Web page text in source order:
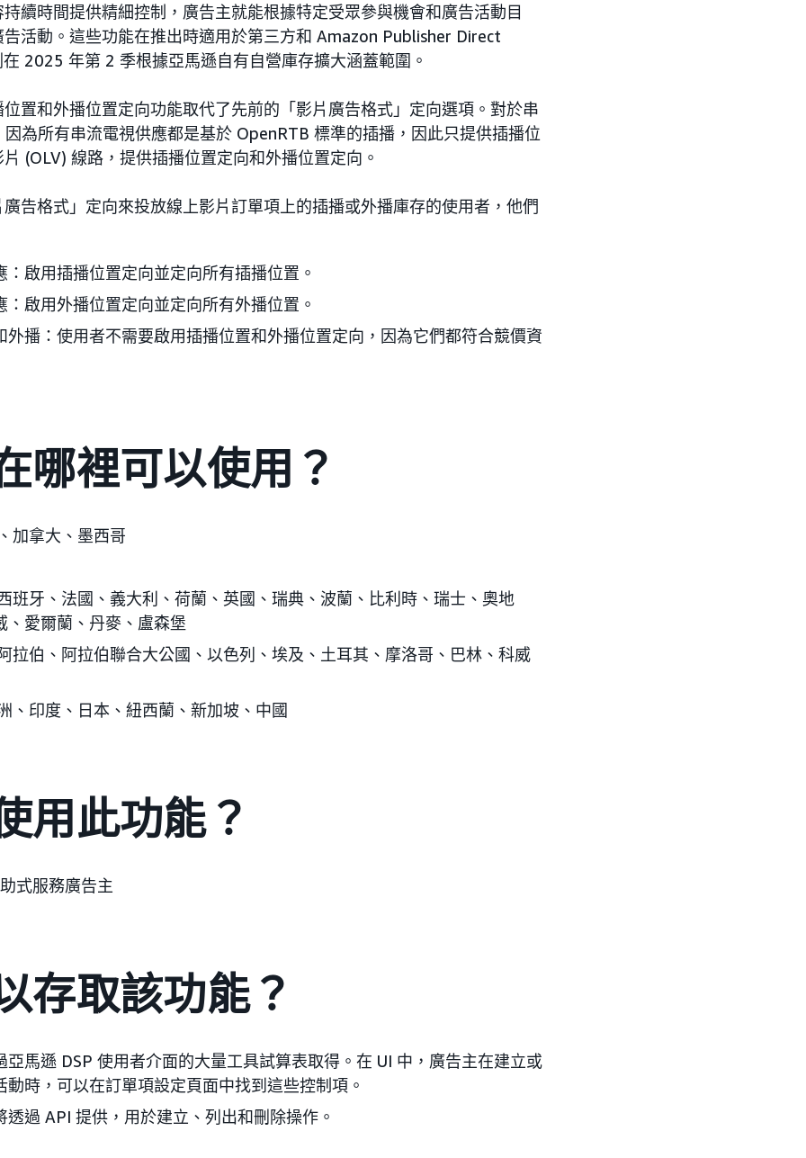
續時間提供精細控制，廣告主就能根據特定受眾參與機會和廣告活動目
活動。這些功能在推出時適用於第三方和 Amazon Publisher Direct
2025 年第 2 季根據亞馬遜自有自營庫存擴大涵蓋範圍。
置和外播位置定向功能取代了先前的「影片廣告格式」定向選項。對於串
因為所有串流電視供應都是基於 OpenRTB 標準的插播，因此只提供插播位
(OLV) 線路，提供插播位置定向和外播位置定向。
告格式」定向來投放線上影片訂單項上的插播或外播庫存的使用者，他們
：啟用插播位置定向並定向所有插播位置。
：啟用外播位置定向並定向所有外播位置。
外播：使用者不需要啟用插播位置和外播位置定向，因為它們都符合競價資
哪裡可以使用？
加拿大、墨西哥
班牙、法國、義大利、荷蘭、英國、瑞典、波蘭、比利時、瑞士、奧地
、愛爾蘭、丹麥、盧森堡
拉伯、阿拉伯聯合大公國、以色列、埃及、土耳其、摩洛哥、巴林、科威
、印度、日本、紐西蘭、新加坡、中國
用此功能？
式服務廣告主
存取該功能？
亞馬遜 DSP 使用者介面的大量工具試算表取得。在 UI 中，廣告主在建立或
動時，可以在訂單項設定頁面中找到這些控制項。
透過 API 提供，用於建立、列出和刪除操作。